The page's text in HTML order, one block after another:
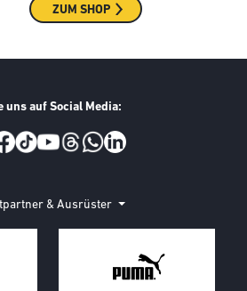
ZUM SHOP
uns auf Social Media:
& Ausrüster